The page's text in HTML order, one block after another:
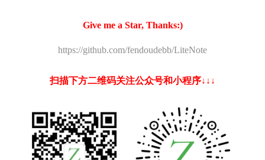
Give me a Star, Thanks:)
https://github.com/fendoudebb/LiteNote
扫描下方二维码关注公众号和小程序↓↓↓